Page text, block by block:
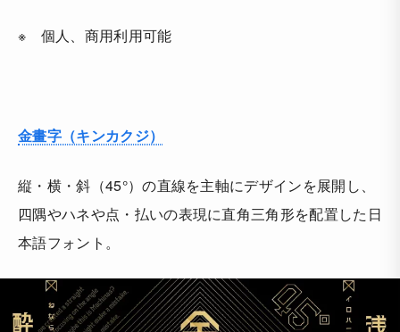
※ 個人、商用利用可能
金畫字（キンカクジ）
縦・横・斜（45°）の直線を主軸にデザインを展開し、
四隅やハネや点・払いの表現に直角三角形を配置した日
本語フォント。